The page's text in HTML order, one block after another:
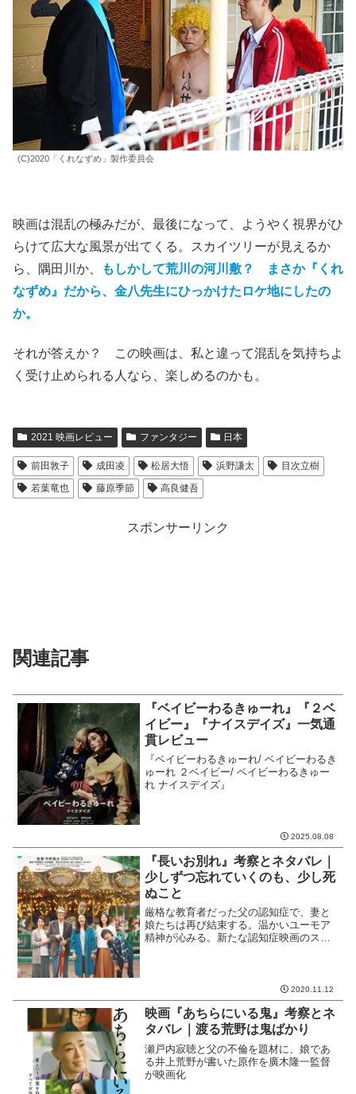
(C)2020「くれなずめ」製作委員会
映画は混乱の極みだが、最後になって、ようやく視界がひ
らけて広大な風景が出てくる。スカイツリーが見えるか
ら、隅田川か、
もしかして荒川の河川敷？
まさか『くれ
なずめ』だから、金八先生にひっかけたロケ地にしたの
か。
それが答えか？
この映画は、私と違って混乱を気持ちよ
く受け止められる人なら、楽しめるのかも。
2021 映画レビュー ファンタジー 日本
前田敦子 成田凌 松居大悟 浜野謙太
目次立樹
若葉竜也
藤原季節 高良健吾
スポンサーリンク
関連記事
『ベイビーわるきゅーれ』『２ベ
イビー』『ナイスデイズ』一気通
貫レビュー
『ベイビーわるきゅーれ/ ベイビーわるき
ゅーれ ２ベイビー/ ベイビーわるきゅー
れ ナイスデイズ』
2025.08.08
『長いお別れ』考察とネタバレ｜
少しずつ忘れていくのも、少し死
ぬこと
厳格な教育者だった父の認知症で、妻と
娘たちは再び結束する。温かいユーモア
精神が沁みる。新たな認知症映画のスタ
2020.11.12
映画『あちらにいる鬼』考察とネ
タバレ｜渡る荒野は鬼ばかり
瀬戸内寂聴と父の不倫を題材に、娘であ
る井上荒野が書いた原作を廣木隆一監督
が映画化